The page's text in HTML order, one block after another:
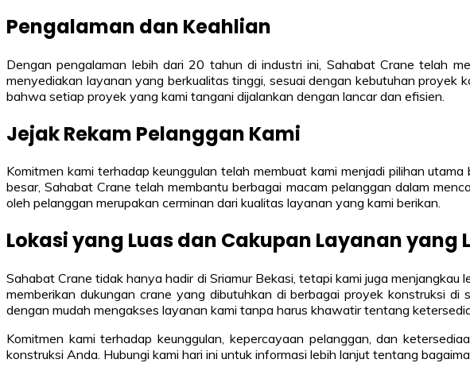
Pengalaman dan Keahlian
Dengan pengalaman lebih dari 20 tahun di industri ini, Sahabat Crane telah
menyediakan layanan yang berkualitas tinggi, sesuai dengan kebutuhan
bahwa setiap proyek yang kami tangani dijalankan dengan lancar dan efisien.
Jejak Rekam Pelanggan Kami
Komitmen kami terhadap keunggulan telah membuat kami menjadi pilihan
besar, Sahabat Crane telah membantu berbagai macam pelanggan dalam
oleh pelanggan merupakan cerminan dari kualitas layanan yang kami berikan.
Lokasi yang Luas dan Cakupan Layanan yang
Sahabat Crane tidak hanya hadir di Sriamur Bekasi, tetapi kami juga
memberikan dukungan crane yang dibutuhkan di berbagai proyek konstruksi
dengan mudah mengakses layanan kami tanpa harus khawatir tentang
Komitmen kami terhadap keunggulan, kepercayaan pelanggan, dan
konstruksi Anda. Hubungi kami hari ini untuk informasi lebih lanjut tentang